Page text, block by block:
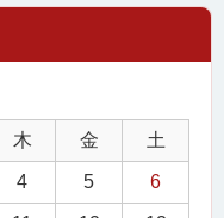
木 金 土
4 5 6